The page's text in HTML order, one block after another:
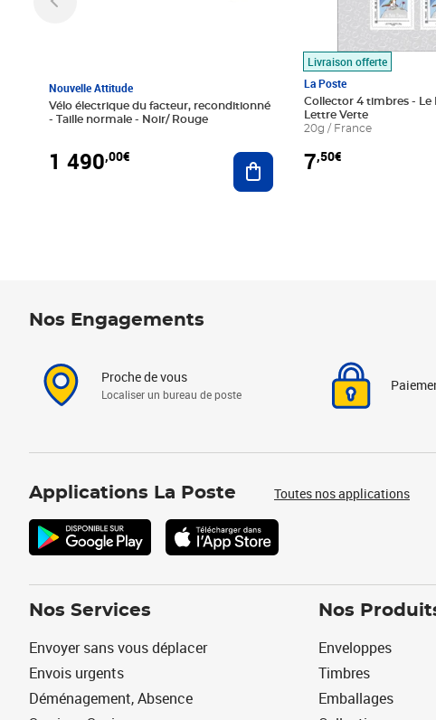
Nouvelle Attitude
Vélo électrique du facteur, reconditionné
- Taille normale - Noir/ Rouge
1 490,00€ Ajouter au panier
Livraison offerte
La Poste
Collector 4 timbres - Le
Lettre Verte
20g / France
7,50€
Nos Engagements
Proche de vous
Localiser un bureau de poste
Applications La Poste Toutes nos applications
Nos Services
Envoyer sans vous déplacer
Envois urgents
Déménagement, Absence
Nos
Enveloppes
Timbres
Emballages